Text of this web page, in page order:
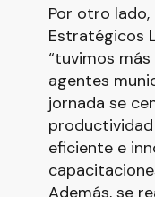
Por otro
Estratégicos
“tuvimos
agentes
jornada se
eficiente e
Además, se